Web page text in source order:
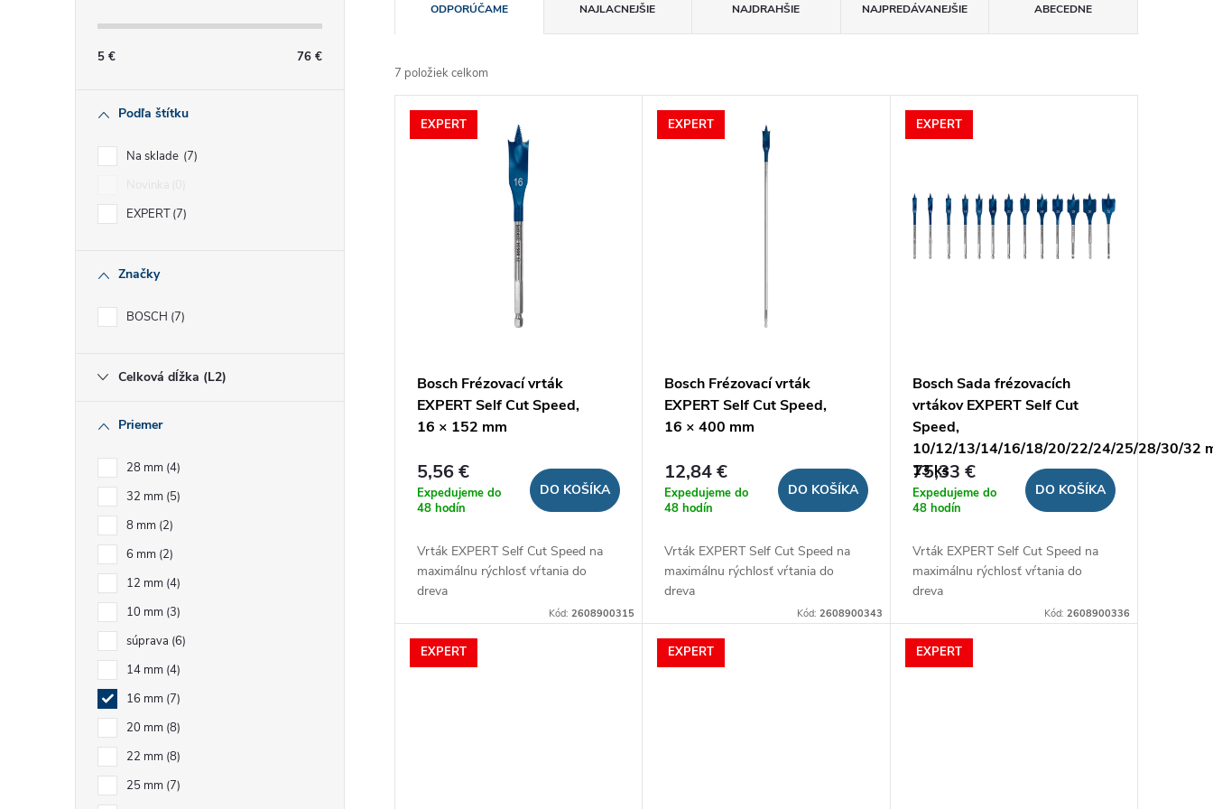
5 € 76 €
Podľa štítku
Na sklade 7
EXPERT 7
Značky
BOSCH 7
Celková dĺžka (L2)
Priemer
28 mm 4
32 mm 5
8 mm 2
6 mm 2
12 mm 4
10 mm 3
súprava 6
14 mm 4
16 mm 7
20 mm 8
22 mm 8
25 mm 7
a
d
e
o
v
ODPORÚČAME NAJLACNEJŠIE NAJDRAHŠIE NAJPREDÁVANEJŠIE ABECEDNE
7 položiek celkom
V
t
o
EXPERT
Bosch Frézovací vrták
EXPERT Self Cut Speed,
16 × 152 mm
5,56 €
Expedujeme do
48 hodín
DO KOŠÍKA
Vrták EXPERT Self Cut Speed na
maximálnu rýchlosť vŕtania do
dreva
Kód:2608900315
EXPERT
Bosch Frézovací vrták
EXPERT Self Cut Speed,
16 × 400 mm
12,84 €
Expedujeme do
48 hodín
DO KOŠÍKA
Vrták EXPERT Self Cut Speed na
maximálnu rýchlosť vŕtania do
dreva
Kód: 2608900343
EXPERT
Bosch Sada frézovacích
vrtákov EXPERT Self Cut
Speed,
10/12/13/14/16/18/20/22/24/25/28/30/32
13 ks
75,33 €
Expedujeme do
48 hodín
DO KOŠÍKA
Vrták EXPERT Self Cut Speed na
maximálnu rýchlosť vŕtania do
dreva
Kód: 2608900336
EXPERT EXPERT EXPERT